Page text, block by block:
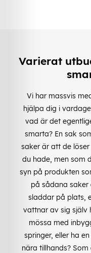
Varierat
Vi har massvis
hjälpa dig i
vad är det
smarta? En sak
saker är att de
du hade, men som
syn på produkten
på sådana saker
sladdar på plats,
vattnar av sig själv
mössa med
springer, eller ha
nära tillhands?